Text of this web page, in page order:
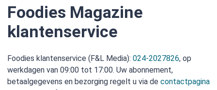
Foodies Magazine
klantenservice
Foodies klantenservice (F&L Media): 024-2027826, op
werkdagen van 09:00 tot 17:00. Uw abonnement,
betaalgegevens en bezorging regelt u via de contactpagina